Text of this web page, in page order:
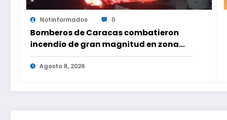
Notinformados 0
Bomberos de Caracas combatieron
incendio de gran magnitud en zona
industrial de El Llanito
Agosto 8, 2026